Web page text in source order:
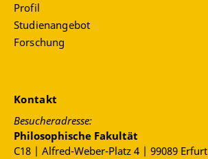
Profil
Studienangebot
Forschung
Kontakt
Besucheradresse:
Philosophische Fakultät
C18 | Alfred-Weber-Platz 4 | 99089 Erfurt